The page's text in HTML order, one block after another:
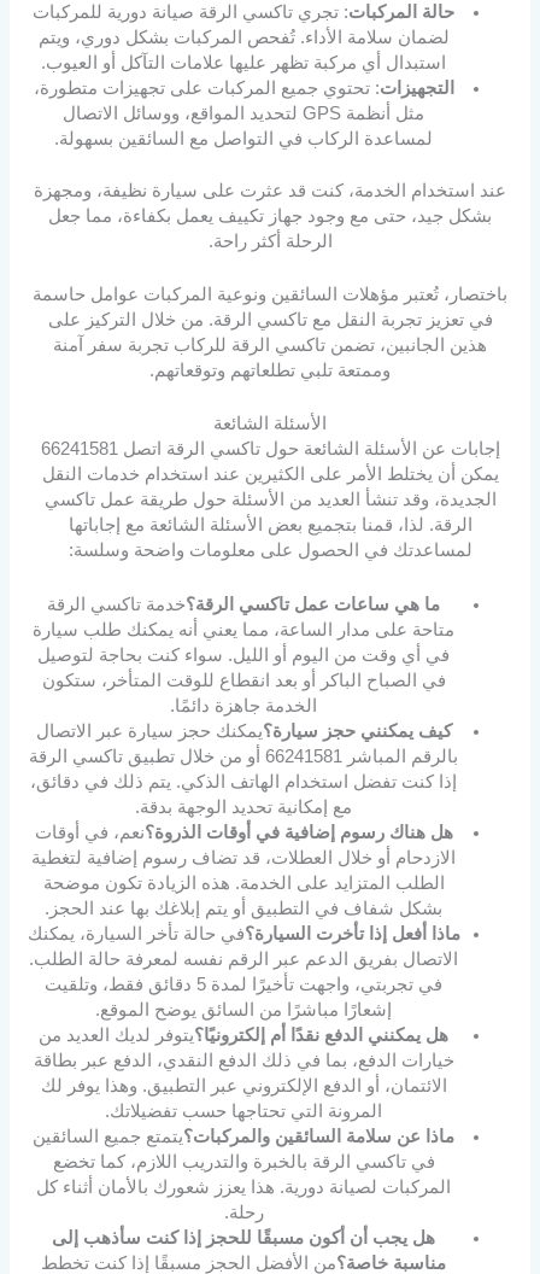
حالة المركبات: تجري تاكسي الرقة صيانة دورية للمركبات
لضمان سلامة الأداء. تُفحص المركبات بشكل دوري، ويتم
استبدال أي مركبة تظهر عليها علامات التآكل أو العيوب.
التجهيزات: تحتوي جميع المركبات على تجهيزات متطورة،
مثل أنظمة GPS لتحديد المواقع، ووسائل الاتصال
لمساعدة الركاب في التواصل مع السائقين بسهولة.
عند استخدام الخدمة، كنت قد عثرت على سيارة نظيفة، ومجهزة
بشكل جيد، حتى مع وجود جهاز تكييف يعمل بكفاءة، مما جعل
الرحلة أكثر راحة.
باختصار، تُعتبر مؤهلات السائقين ونوعية المركبات عوامل حاسمة
في تعزيز تجربة النقل مع تاكسي الرقة. من خلال التركيز على
هذين الجانبين، تضمن تاكسي الرقة للركاب تجربة سفر آمنة
وممتعة تلبي تطلعاتهم وتوقعاتهم.
الأسئلة الشائعة
إجابات عن الأسئلة الشائعة حول تاكسي الرقة اتصل 66241581
يمكن أن يختلط الأمر على الكثيرين عند استخدام خدمات النقل
الجديدة، وقد تنشأ العديد من الأسئلة حول طريقة عمل تاكسي
الرقة. لذا، قمنا بتجميع بعض الأسئلة الشائعة مع إجاباتها
لمساعدتك في الحصول على معلومات واضحة وسلسة:
ما هي ساعات عمل تاكسي الرقة؟خدمة تاكسي الرقة
متاحة على مدار الساعة، مما يعني أنه يمكنك طلب سيارة
في أي وقت من اليوم أو الليل. سواء كنت بحاجة لتوصيل
في الصباح الباكر أو بعد انقطاع للوقت المتأخر، ستكون
الخدمة جاهزة دائمًا.
كيف يمكنني حجز سيارة؟يمكنك حجز سيارة عبر الاتصال
بالرقم المباشر 66241581 أو من خلال تطبيق تاكسي الرقة
إذا كنت تفضل استخدام الهاتف الذكي. يتم ذلك في دقائق،
مع إمكانية تحديد الوجهة بدقة.
هل هناك رسوم إضافية في أوقات الذروة؟نعم، في أوقات
الازدحام أو خلال العطلات، قد تضاف رسوم إضافية لتغطية
الطلب المتزايد على الخدمة. هذه الزيادة تكون موضحة
بشكل شفاف في التطبيق أو يتم إبلاغك بها عند الحجز.
ماذا أفعل إذا تأخرت السيارة؟في حالة تأخر السيارة، يمكنك
الاتصال بفريق الدعم عبر الرقم نفسه لمعرفة حالة الطلب.
في تجربتي، واجهت تأخيرًا لمدة 5 دقائق فقط، وتلقيت
إشعارًا مباشرًا من السائق يوضح الموقع.
هل يمكنني الدفع نقدًا أم إلكترونيًا؟يتوفر لديك العديد من
خيارات الدفع، بما في ذلك الدفع النقدي، الدفع عبر بطاقة
الائتمان، أو الدفع الإلكتروني عبر التطبيق. وهذا يوفر لك
المرونة التي تحتاجها حسب تفضيلاتك.
ماذا عن سلامة السائقين والمركبات؟يتمتع جميع السائقين
في تاكسي الرقة بالخبرة والتدريب اللازم، كما تخضع
المركبات لصيانة دورية. هذا يعزز شعورك بالأمان أثناء كل
رحلة.
هل يجب أن أكون مسبقًا للحجز إذا كنت سأذهب إلى
مناسبة خاصة؟من الأفضل الحجز مسبقًا إذا كنت تخطط